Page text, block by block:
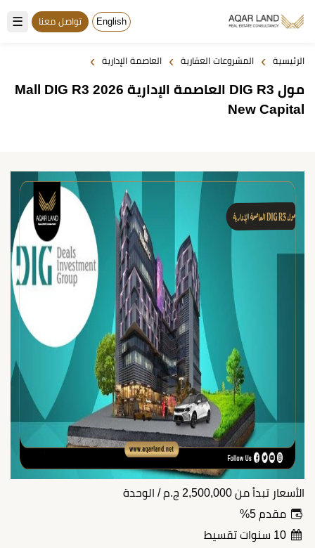
☰ English تواصل معنا
الرئيسية › المشروعات العقارية › العاصمة الإدارية ›
مول DIG R3 العاصمة الإدارية 2026 Mall DIG R3
New Capital
الأسعار تبدأ من 2,500,000 ج.م / الوحدة
مقدم 5%
10 سنوات تقسيط